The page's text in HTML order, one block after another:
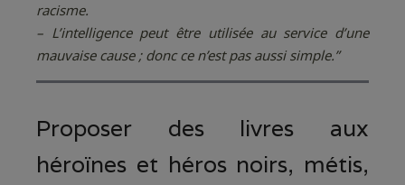
racisme.
– L’intelligence peut être utilisée au service d’une
mauvaise cause ; donc ce n’est pas aussi simple.”
Proposer des livres aux
héroïnes et héros noirs, métis,